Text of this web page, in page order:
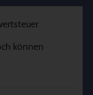
können